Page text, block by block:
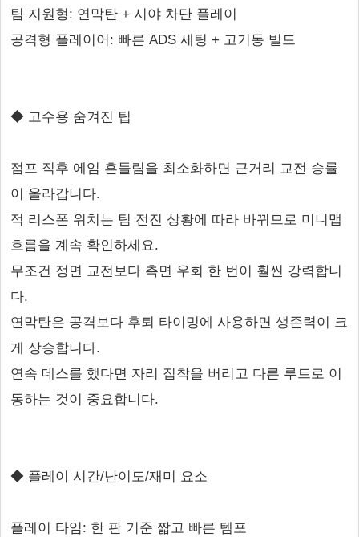
팀 지원형: 연막탄 + 시야 차단 플레이
공격형 플레이어: 빠른 ADS 세팅 + 고기동 빌드
◆ 고수용 숨겨진 팁
점프 직후 에임 흔들림을 최소화하면 근거리 교전 승률
이 올라갑니다.
적 리스폰 위치는 팀 전진 상황에 따라 바뀌므로 미니맵
흐름을 계속 확인하세요.
무조건 정면 교전보다 측면 우회 한 번이 훨씬 강력합니
다.
연막탄은 공격보다 후퇴 타이밍에 사용하면 생존력이 크
게 상승합니다.
연속 데스를 했다면 자리 집착을 버리고 다른 루트로 이
동하는 것이 중요합니다.
◆ 플레이 시간/난이도/재미 요소
플레이 타임: 한 판 기준 짧고 빠른 템포